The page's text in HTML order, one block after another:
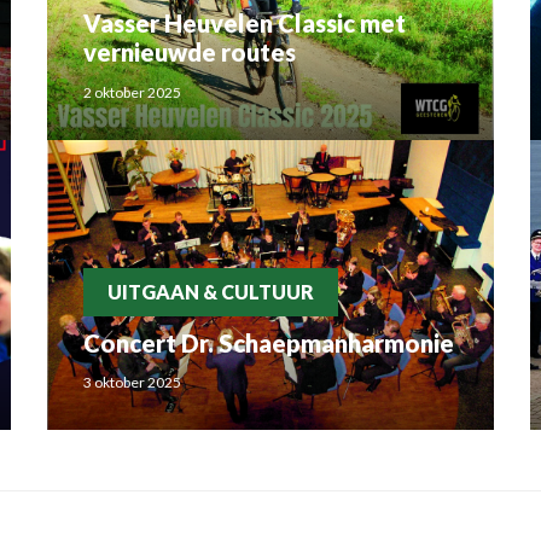
Vasser Heuvelen Classic met
vernieuwde routes
2 oktober 2025
UITGAAN & CULTUUR
Concert Dr. Schaepmanharmonie
3 oktober 2025